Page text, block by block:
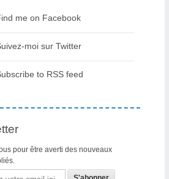
me on Facebook
moi sur Twitter
to RSS feed
pour être averti des nouveaux